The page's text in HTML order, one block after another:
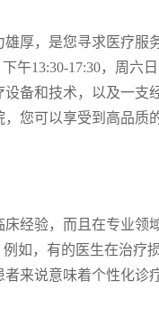
厚，是您寻求医疗服
午13:30-17:30，周六
备和技术，以及一支
您可以享受到高品质
经验，而且在专业领
如，有的医生在治疗
来说意味着个性化诊